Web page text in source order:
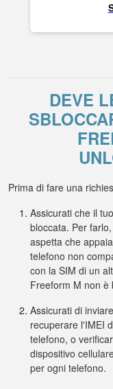
DEVE
Prima di fare una
Assicurati che il
bloccata. Per
aspetta che
telefono non
con la SIM di un
Freeform M non è
Assicurati di
recuperare l'IMEI
telefono, o
dispositivo
per ogni telefono.